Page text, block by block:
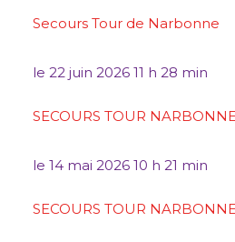
Secours Tour de Narbonne
le 22 juin 2026 11 h 28 min
SECOURS TOUR
le 14 mai 2026 10 h 21 min
SECOURS TOUR